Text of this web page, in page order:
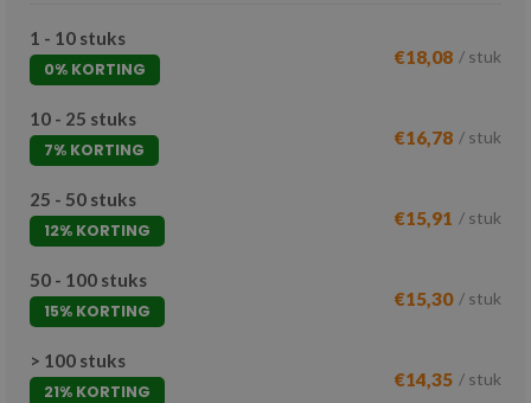
1 - 10 stuks
0% KORTING
€18,08 / stuk
10 - 25 stuks
7% KORTING
€16,78 / stuk
25 - 50 stuks
12% KORTING
€15,91 / stuk
50 - 100 stuks
15% KORTING
€15,30 / stuk
> 100 stuks
21% KORTING
€14,35 / stuk